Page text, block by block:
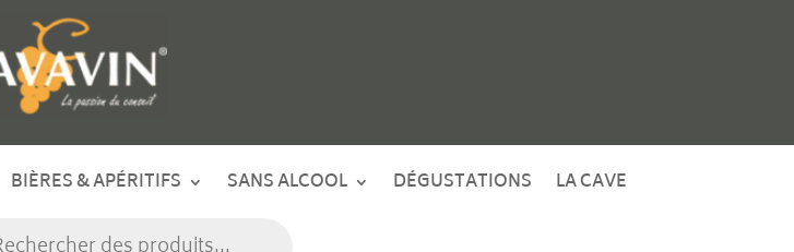
BIÈRES & APÉRITIFS SANS ALCOOL DÉGUSTATIONS
LA CAVE